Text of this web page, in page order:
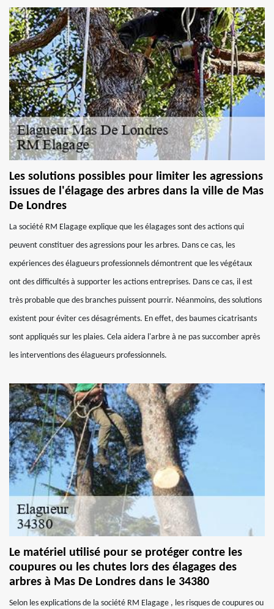
Les solutions possibles pour limiter les agressions
issues de l'élagage des arbres dans la ville de Mas
De Londres
La société RM Elagage explique que les élagages sont des actions qui
peuvent constituer des agressions pour les arbres. Dans ce cas, les
expériences des élagueurs professionnels démontrent que les végétaux
ont des difficultés à supporter les actions entreprises. Dans ce cas, il est
très probable que des branches puissent pourrir. Néanmoins, des solutions
existent pour éviter ces désagréments. En effet, des baumes cicatrisants
sont appliqués sur les plaies. Cela aidera l'arbre à ne pas succomber après
les interventions des élagueurs professionnels.
Le matériel utilisé pour se protéger contre les
coupures ou les chutes lors des élagages des
arbres à Mas De Londres dans le 34380
Selon les explications de la société RM Elagage , les risques de coupures ou